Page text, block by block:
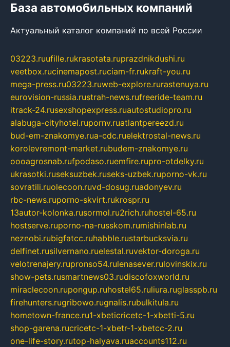
База автомобильных компаний
Актуальный каталог компаний по всей России
03223.ruufille.rukrasotata.ruprazdnikdushi.ru
veetbox.rucinemapost.ruciam-fr.rukraft-you.ru
mega-press.ru03223.ruweb-explore.rurastenuya.ru
eurovision-russia.rustrah-news.rufreeride-team.ru
itrack-24.rusexshopexpress.ruautostudiopro.ru
alabuga-cityhotel.rupornv.ruatlantpereezd.ru
bud-em-znakomye.rua-cdc.ruelektrostal-news.ru
korolevremont-market.rubudem-znakomye.ru
oooagrosnab.rufpodaso.ruemfire.rupro-otdelky.ru
ukrasotki.ruseksuzbek.ruseks-uzbek.ruporno-vk.ru
sovratili.ruolecoon.ruvd-dosug.ruadonyev.ru
rbc-news.ruporno-skvirt.rukrospr.ru
13autor-kolonka.rusormol.ru2rich.ruhostel-65.ru
hostserve.ruporno-na-russkom.rumishinlab.ru
neznobi.rubigfatcc.ruhabble.rustarbucksvia.ru
delfinet.rusilvernano.ruelestal.ruvektor-doroga.ru
velotrenajery.rupronso54.rulenasever.rulovinskix.ru
show-pets.rusmartnews03.rudiscofoxworld.ru
miraclecoon.rupongup.ruhostel65.ruliura.ruglasspb.ru
firehunters.rugribowo.rugnalis.rubulkitula.ru
hometown-france.ru1-xbeticricetc-1-xbetti-5.ru
shop-garena.rucricetc-1-xbetr-1-xbetcc-2.ru
one-life-story.rutop-halyava.ruaccounts112.ru